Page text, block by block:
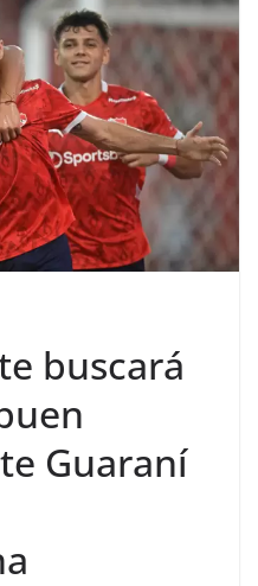
buscará
Guaraní